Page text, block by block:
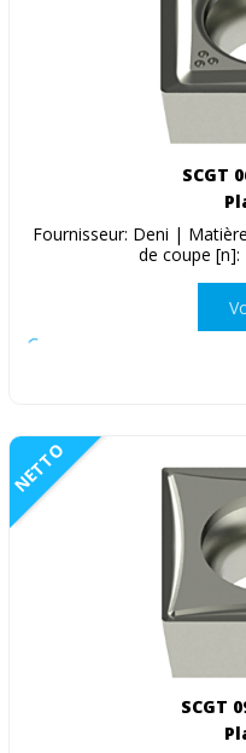
SCGT
Fournisseur: Deni |
de coupe
NETTO
SCGT